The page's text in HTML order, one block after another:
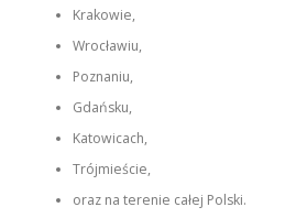
Krakowie,
Wrocławiu,
Poznaniu,
Gdańsku,
Katowicach,
Trójmieście,
oraz na terenie całej Polski.